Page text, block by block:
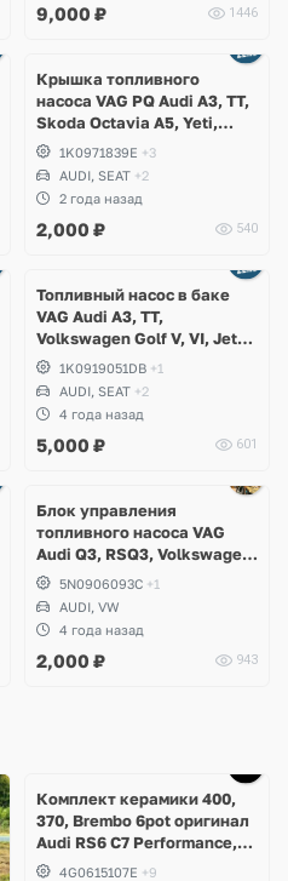
9,000 ₽ 1446
Крышка топливного
насоса VAG PQ Audi A3, TT,
Skoda Octavia A5, Yeti,
Superb, Volkswagen Golf 5,
6, Scirocco, Jetta, Beetle,
Eos, Seat Leon, Altea
Freetrack
1K0971839E +3
AUDI, SEAT +2
2 года назад
2,000 ₽ 540
Топливный насос в баке
VAG Audi A3, TT,
Volkswagen Golf V, VI, Jetta,
Scirocco, Skoda Octavia A5
RS, Yeti, Seat Altea, Leon
1K0919051DB +1
AUDI, SEAT +2
4 года назад
5,000 ₽ 601
Блок управления
топливного насоса VAG
Audi Q3, RSQ3, Volkswagen
Tiguan, Transporter,
Multivan, Caravelle, Amarok
5N0906093C +1
AUDI, VW
4 года назад
2,000 ₽ 943
Комплект керамики 400,
370, Brembo 6pot оригинал
Audi RS6 C7 Performance,
RS7 V8 4.0 TFSI
4G0615107E +9